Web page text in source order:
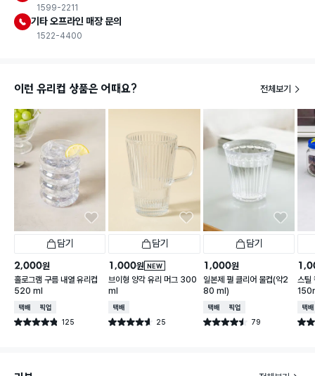
1599-2211
기타 오프라인 매장 문의
1522-4400
이런 유리컵 상품은 어때요? 전체보기
담기
2,000원
홀로그램 구름 내열 유리컵
520 ml
택배배송매장픽업
별점 4.8점 125
건 작성
담기
NEW
1,000원
브이형 양각 유리 머그 300
ml
택배배송
별점 4.6점 25
건 작성
담기
1,000원
일본제 펄 클리어 물컵(약2
80 ml)
택배배송매장픽업
별점 4.5점 79
건 작성
스틸
택배
별점